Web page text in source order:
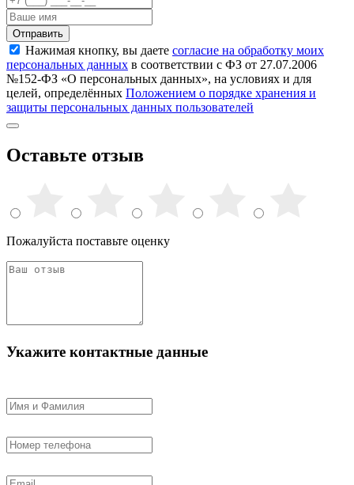
Отправить
Нажимая кнопку, вы даете согласие на обработку моих
персональных данных в соответствии с ФЗ от 27.07.2006
№152-ФЗ «О персональных данных», на условиях и для
целей, определённых Положением о порядке хранения и
защиты персональных данных пользователей
Оставьте отзыв
Пожалуйста поставьте оценку
Укажите контактные данные